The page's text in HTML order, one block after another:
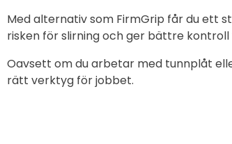
Med alternativ som FirmGrip får du ett
risken för slirning och ger bättre kontroll
Oavsett om du arbetar med tunnplåt
rätt verktyg för jobbet.